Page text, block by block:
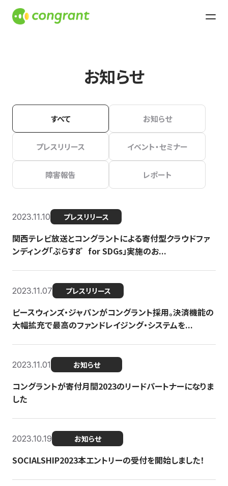
お知らせ
すべて お知らせ
プレスリリース イベント・セミナー
障害報告 レポート
2023.11.10 プレスリリース
関西テレビ放送とコングラントによる寄付型クラウドファ
ンディング「ぷらす8゛for SDGs」実施のお...
2023.11.07 プレスリリース
ピースウィンズ・ジャパンがコングラント採用。決済機能の
大幅拡充で最高のファンドレイジング・システムを...
2023.11.01 お知らせ
コングラントが寄付月間2023のリードパートナーになりま
した
2023.10.19 お知らせ
SOCIALSHIP2023本エントリーの受付を開始しました！